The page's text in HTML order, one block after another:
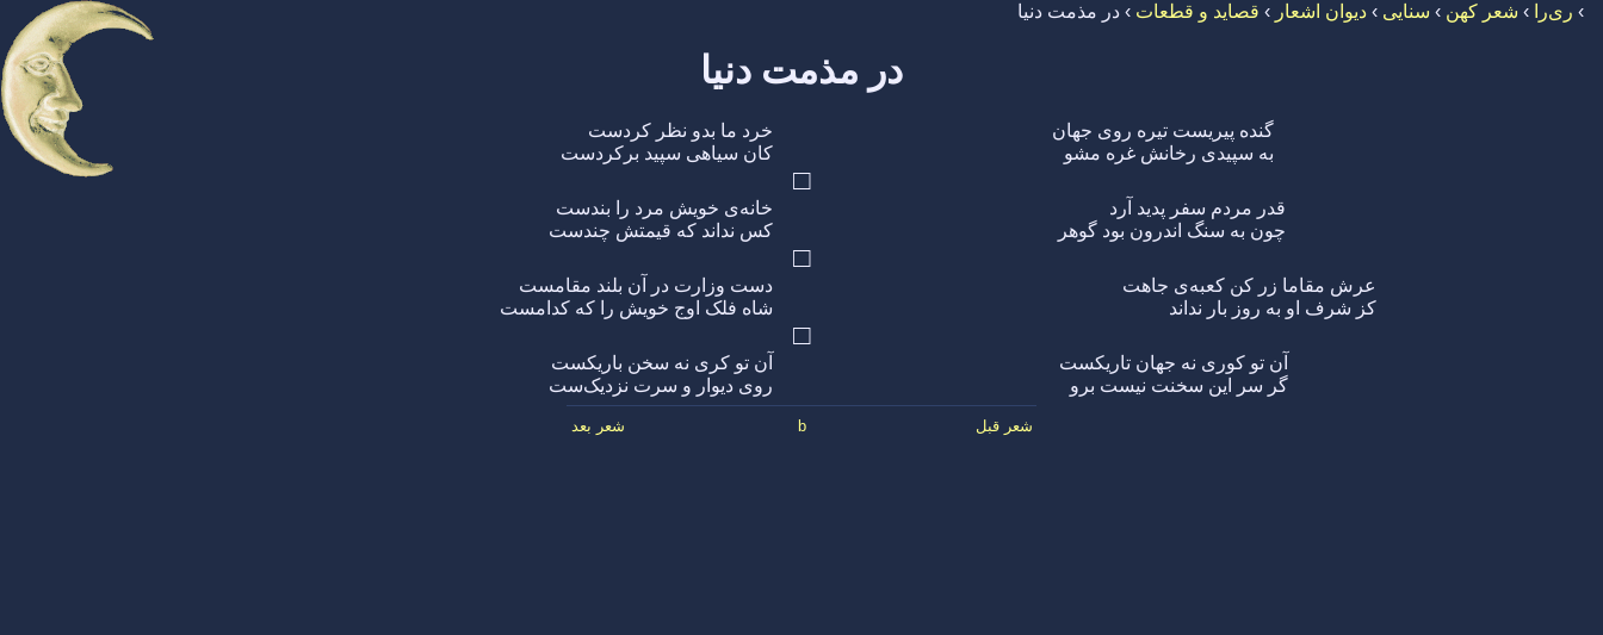
› ری‌را › شعر کهن › سنایی › دیوان اشعار › قصاید و قطعات › در مذمت دنیا
در مذمت دنیا
گنده پیریست تیره روی جهان
خرد ما بدو نظر کردست
به سپیدی رخانش غره مشو
کان سیاهی سپید برکردست
□
قدر مردم سفر پدید آرد
خانه‌ی خویش مرد را بندست
چون به سنگ اندرون بود گوهر
کس نداند که قیمتش چندست
□
عرش مقاما زر کن کعبه‌ی جاهت
دست وزارت در آن بلند مقامست
کز شرف او به روز بار نداند
شاه فلک اوج خویش را که کدامست
□
آن تو کوری نه جهان تاریکست
آن تو کری نه سخن باریکست
گر سر این سخنت نیست برو
روی دیوار و سرت نزدیک‌ست
شعر قبل b شعر بعد